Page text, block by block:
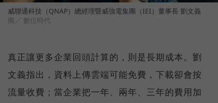
威聯通科技（QNAP）總經理暨威強電集團（IEI）董事長 劉文義
圖／ 數位時代
真正讓更多企業回頭計算的，則是長期成本。劉
文義指出，資料上傳雲端可能免費，下載卻會按
流量收費；當企業把一年、兩年、三年的費用加